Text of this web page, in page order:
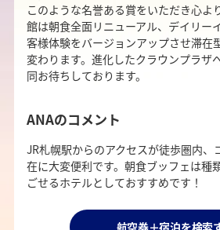
このような名誉ある賞をいただき心よ
館は朝食全面リニューアル、デイリー
客様体験をバージョンアップさせ滞在
変わります。進化したクラウンプラザ
同お待ちしております。
ANAのコメント
JR札幌駅からのアクセスが徒歩圏内、
在に大変便利です。朝食ブッフェは種
ごせるホテルとしておすすめです！
航空券＋宿泊を検索